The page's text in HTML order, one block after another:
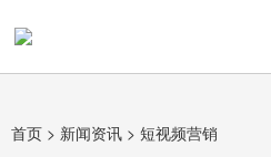
首页 > 新闻资讯 > 短视频营销